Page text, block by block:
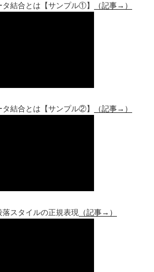
結合とは【サンプル①】 （記事→）
結合とは【サンプル②】 （記事→）
スタイルの正規表現 （記事→）